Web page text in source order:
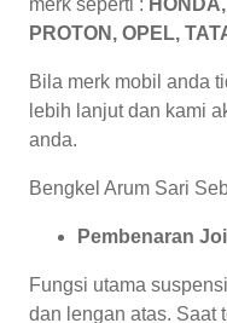
merk seperti :
PROTON, OPEL,
Bila merk mobil anda
lebih lanjut dan kami
anda.
Bengkel Arum Sari
Pembenaran
Fungsi utama
dan lengan atas. Saat